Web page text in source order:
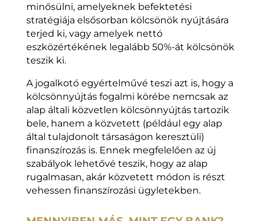
minősülni, amelyeknek befektetési
stratégiája elsősorban kölcsönök nyújtására
terjed ki, vagy amelyek nettó
eszközértékének legalább 50%-át kölcsönök
teszik ki.
A jogalkotó egyértelművé teszi azt is, hogy a
kölcsönnyújtás fogalmi körébe nemcsak az
alap általi közvetlen kölcsönnyújtás tartozik
bele, hanem a közvetett (például egy alap
által tulajdonolt társaságon keresztüli)
finanszírozás is. Ennek megfelelően az új
szabályok lehetővé teszik, hogy az alap
rugalmasan, akár közvetett módon is részt
vehessen finanszírozási ügyletekben.